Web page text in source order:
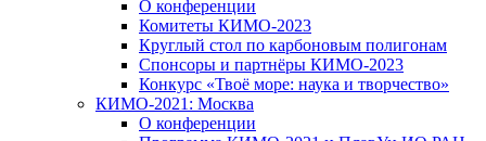
О конференции
Комитеты КИМО-2023
Круглый стол по карбоновым полигонам
Спонсоры и партнёры КИМО-2023
Конкурс «Твоё море: наука и творчество»
КИМО-2021: Москва
О конференции